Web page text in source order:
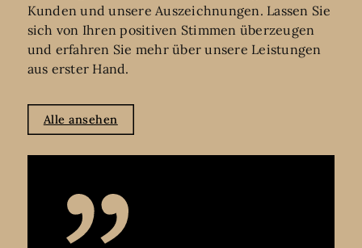
Kunden und unsere Auszeichnungen. Lassen Sie
sich von Ihren positiven Stimmen überzeugen
und erfahren Sie mehr über unsere Leistungen
aus erster Hand.
Alle ansehen